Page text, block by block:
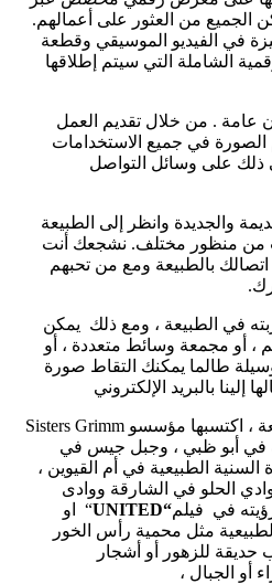
الجميع من العثور على أعمالهم.
في الفيديو الموسيقي وقطعة
الشاملة التي سيتم إطلاقها
عامة . من خلال تقديم العمل
في جميع الاستخدامات
ذلك على وسائل التواصل
والجديدة وانظر إلى الطبيعة
من منظور مختلف. نشجعك أنت
بالطبيعة ومع من تحبهم
.
في الطبيعة ، ومع ذلك يمكن
، أو مجمعة وسائط متعددة ، أو
طالما يمكنك التقاط صورة
إلينا بالبريد الإلكتروني
، اكتسبها مؤسسو
في أبو ظبي ، وجبل جيس في
الطبيعية في أم القيوين ،
الحلو في الشارقة ووادى
في فيلم“UNITED
“
او
مثل محمية رأس الخور
حديقة للزهور أو أشجار
أو الجبال ،